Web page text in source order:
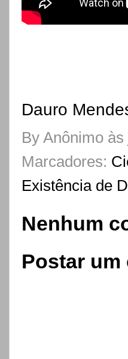
Dauro
By Anônimo às
Marcadores:
Existência de
Nenhum
Postar